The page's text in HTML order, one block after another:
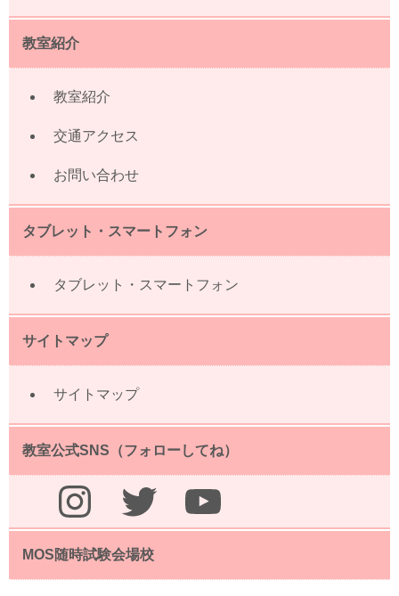
教室紹介
教室紹介
交通アクセス
お問い合わせ
タブレット・スマートフォン
タブレット・スマートフォン
サイトマップ
サイトマップ
教室公式SNS（フォローしてね）
Instagram Twitter YouTube
MOS随時試験会場校